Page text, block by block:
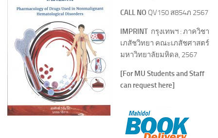
CALL NO QV150 ส854ภ 2567
IMPRINT กรุงเทพฯ : ภาควิชา
เภสัชวิทยา คณะเภสัชศาสตร์
มหาวิทยาลัยมหิดล, 2567
[For MU Students and Staff
can request here]